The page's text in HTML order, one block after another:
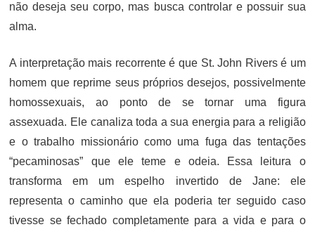
não deseja seu corpo, mas busca controlar e possuir sua
alma.
A interpretação mais recorrente é que St. John Rivers é um
homem que reprime seus próprios desejos, possivelmente
homossexuais, ao ponto de se tornar uma figura
assexuada. Ele canaliza toda a sua energia para a religião
e o trabalho missionário como uma fuga das tentações
“pecaminosas” que ele teme e odeia. Essa leitura o
transforma em um espelho invertido de Jane: ele
representa o caminho que ela poderia ter seguido caso
tivesse se fechado completamente para a vida e para o